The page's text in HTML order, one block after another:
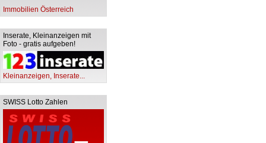
Immobilien Österreich
Inserate, Kleinanzeigen mit
Foto - gratis aufgeben!
Kleinanzeigen, Inserate...
SWISS Lotto Zahlen